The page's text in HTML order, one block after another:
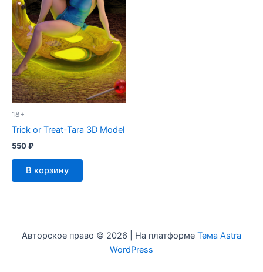
18+
Trick or Treat-Tara 3D Model
550₽
В корзину
Авторское право © 2026 | На платформе Тема Astra
WordPress